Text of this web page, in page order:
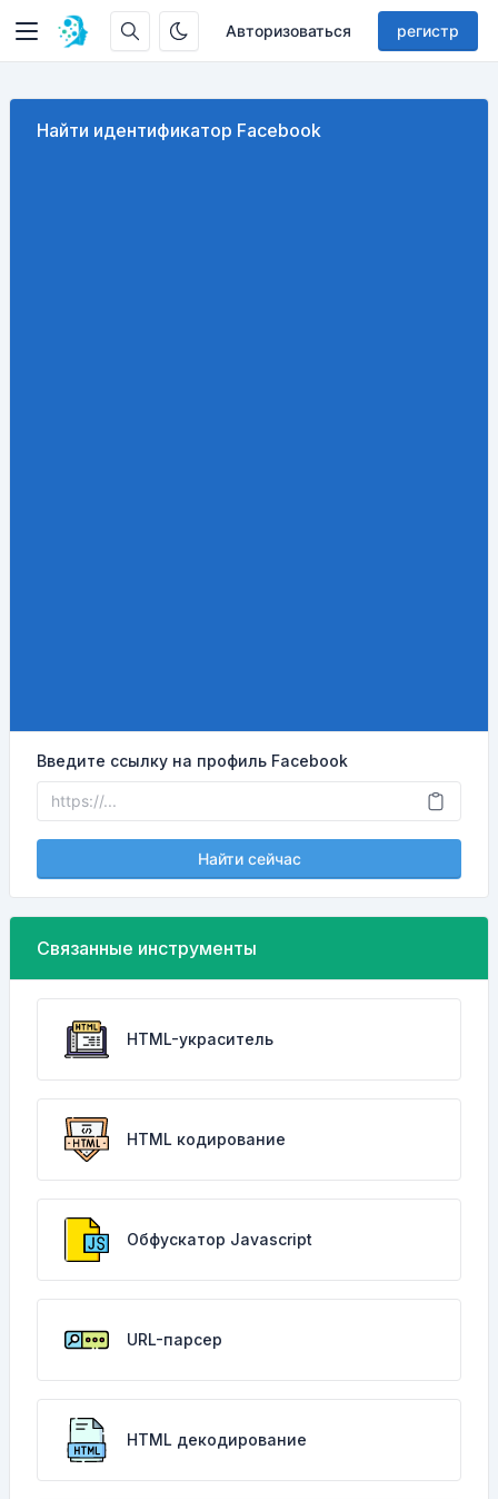
Авторизоваться регистр
Найти идентификатор Facebook
Введите ссылку на профиль Facebook
Найти сейчас
Связанные инструменты
HTML-украситель
HTML кодирование
Обфускатор Javascript
URL-парсер
HTML декодирование